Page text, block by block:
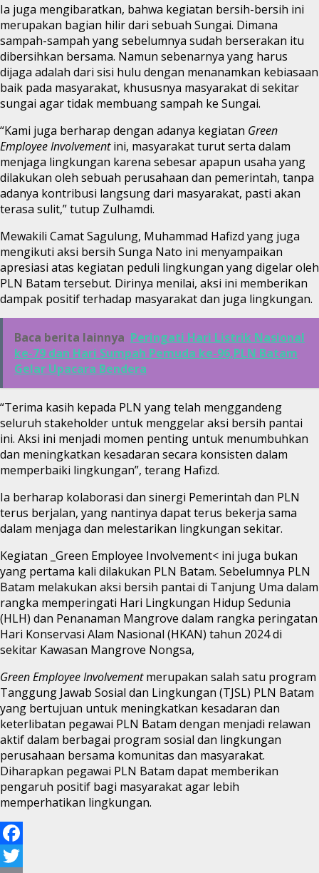
Ia juga mengibaratkan, bahwa kegiatan bersih-bersih ini
merupakan bagian hilir dari sebuah Sungai. Dimana
sampah-sampah yang sebelumnya sudah berserakan itu
dibersihkan bersama. Namun sebenarnya yang harus
dijaga adalah dari sisi hulu dengan menanamkan kebiasaan
baik pada masyarakat, khususnya masyarakat di sekitar
sungai agar tidak membuang sampah ke Sungai.
“Kami juga berharap dengan adanya kegiatan Green
Employee Involvementini, masyarakat turut serta dalam
menjaga lingkungan karena sebesar apapun usaha yang
dilakukan oleh sebuah perusahaan dan pemerintah, tanpa
adanya kontribusi langsung dari masyarakat, pasti akan
terasa sulit,” tutup Zulhamdi.
Mewakili Camat Sagulung, Muhammad Hafizd yang juga
mengikuti aksi bersih Sunga Nato ini menyampaikan
apresiasi atas kegiatan peduli lingkungan yang digelar oleh
PLN Batam tersebut. Dirinya menilai, aksi ini memberikan
dampak positif terhadap masyarakat dan juga lingkungan.
Baca berita lainnya Peringati Hari Listrik Nasional
ke-79 dan Hari Sumpah Pemuda ke-96,PLN Batam
Gelar Upacara Bendera
“Terima kasih kepada PLN yang telah menggandeng
seluruh stakeholder untuk menggelar aksi bersih pantai
ini. Aksi ini menjadi momen penting untuk menumbuhkan
dan meningkatkan kesadaran secara konsisten dalam
memperbaiki lingkungan”, terang Hafizd.
Ia berharap kolaborasi dan sinergi Pemerintah dan PLN
terus berjalan, yang nantinya dapat terus bekerja sama
dalam menjaga dan melestarikan lingkungan sekitar.
Kegiatan _Green Employee Involvement< ini juga bukan
yang pertama kali dilakukan PLN Batam. Sebelumnya PLN
Batam melakukan aksi bersih pantai di Tanjung Uma dalam
rangka memperingati Hari Lingkungan Hidup Sedunia
(HLH) dan Penanaman Mangrove dalam rangka peringatan
Hari Konservasi Alam Nasional (HKAN) tahun 2024 di
sekitar Kawasan Mangrove Nongsa,
Green Employee Involvementmerupakan salah satu program
Tanggung Jawab Sosial dan Lingkungan (TJSL) PLN Batam
yang bertujuan untuk meningkatkan kesadaran dan
keterlibatan pegawai PLN Batam dengan menjadi relawan
aktif dalam berbagai program sosial dan lingkungan
perusahaan bersama komunitas dan masyarakat.
Diharapkan pegawai PLN Batam dapat memberikan
pengaruh positif bagi masyarakat agar lebih
memperhatikan lingkungan.
Facebook